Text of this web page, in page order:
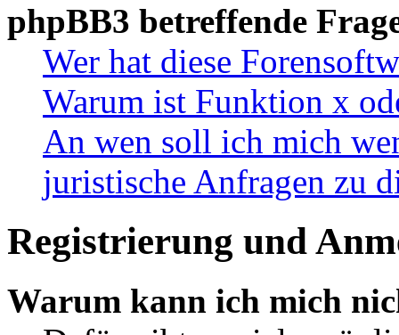
phpBB3 betreffende
Wer hat diese
Warum ist Funktion x
An wen soll ich mich
juristische Anfragen zu
Registrierung und
Warum kann ich mich